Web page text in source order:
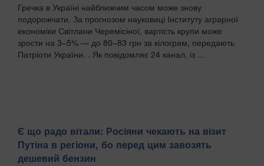
Гречка в Україні найближчим часом може знову
подорожчати. За прогнозом науковиці Інституту аграрної
економіки Світлани Черемісіної, вартість крупи може
зрости на 3–5% — до 80–83 грн за кілограм, передають
Патріоти України. . Як повідомляє 24 канал, із ...
Є що радо вітали: Росіяни чекають на візит
Путіна в регіони, бо перед цим завозять
дешевий бензин